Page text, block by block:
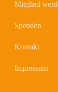
Mitglied
Spenden
Kontakt
Impressum